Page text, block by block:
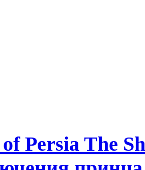
Persia The